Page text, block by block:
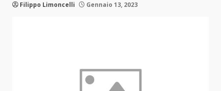
Filippo Limoncelli Gennaio 13, 2023